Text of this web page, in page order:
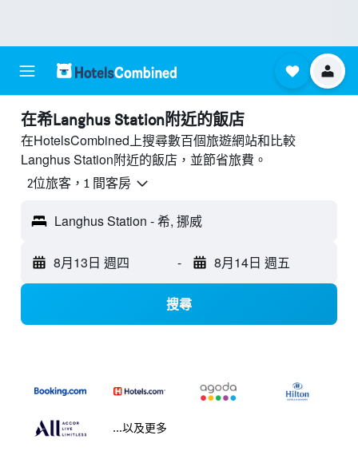
​在希Langhus Station附近​的飯店
在HotelsCombined上搜尋數百個旅遊網站和比較
Langhus Station附近的飯店，並節省旅費。
2位旅客，1 間客房
Langhus Station - 希, 挪威
8月13日 週四 - 8月14日 週五
搜尋
...以及更多